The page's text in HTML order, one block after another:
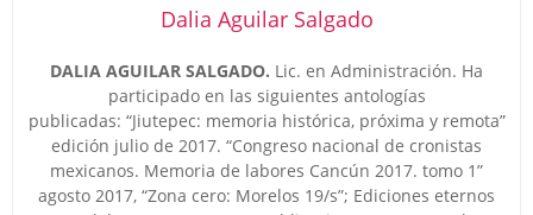
Dalia Aguilar Salgado
DALIA AGUILAR SALGADO. Lic. en Administración. Ha
participado en las siguientes antologías
publicadas: “Jiutepec: memoria histórica, próxima y remota”
edición julio de 2017. “Congreso nacional de cronistas
mexicanos. Memoria de labores Cancún 2017. tomo 1”
agosto 2017, “Zona cero: Morelos 19/s”; Ediciones eternos